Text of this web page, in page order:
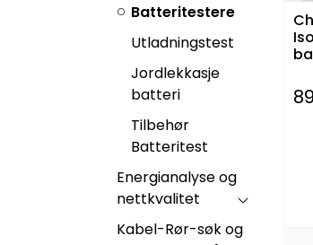
Batteritestere
Utladningstest
Jordlekkasje
batteri
Tilbehør
Batteritest
Energianalyse og
nettkvalitet
Kabel-Rør-søk og